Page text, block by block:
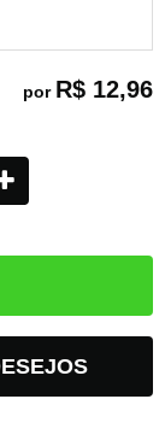
por R$ 12,96